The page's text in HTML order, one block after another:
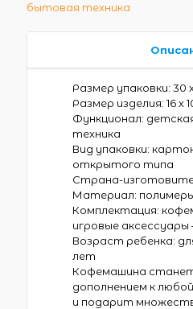
бытовая техника
Размер упаковки: 30 х
Размер изделия: 16 х
Функционал:
техника
Вид упаковки:
открытого типа
Страна-
Материал:
Комплектация:
игровые
Возраст ребенка:
лет
Кофемашина
дополнением к
и подарит